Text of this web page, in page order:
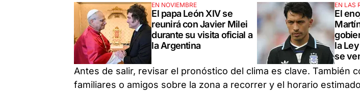
EN NOVIEMBRE
El papa León XIV se
reunirá con Javier Milei
durante su visita oficial a
la Argentina
EN LAS
El
la
se
Antes de salir, revisar el pronóstico del clima es clave. También
familiares o amigos sobre la zona a recorrer y el horario